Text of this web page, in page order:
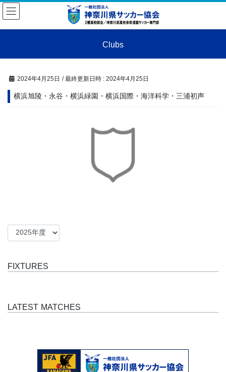
コ
ン
へ
ナ
ビ
ョ
Clubs
2024年4月25日 / 最終更新日時 : 2024年4月25日
横浜旭陵・永谷・横浜緑園・横浜国際・海洋科学・三浦初声
FIXTURES
LATEST MATCHES